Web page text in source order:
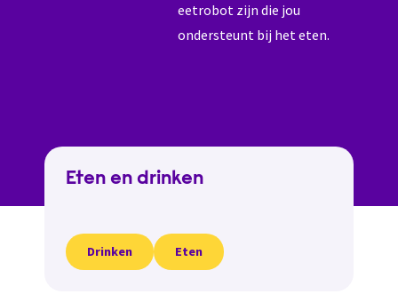
eetrobot zijn die jou
ondersteunt bij het eten.
Eten en drinken
Drinken Eten